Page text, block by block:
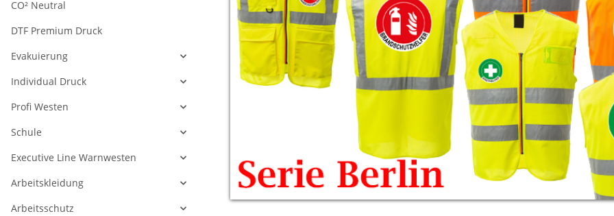
CO² Neutral
DTF Premium Druck
Evakuierung
Individual Druck
Profi Westen
Schule
Executive Line Warnwesten
Arbeitskleidung
Arbeitsschutz